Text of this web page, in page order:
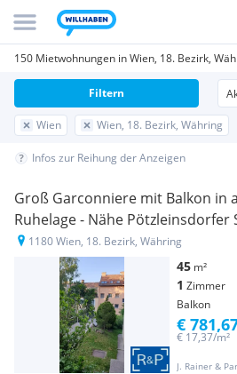
150 Mietwohnungen in Wien, 18. Bezirk,
Wien Wien, 18. Bezirk, Währing
Filtern
Infos zur Reihung der Anzeigen
Groß Garconniere mit Balkon in
Ruhelage - Nähe Pötzleinsdorfer
und Türkenschanzpark
1180 Wien, 18. Bezirk, Währing
45 m²
1 Zimmer
Balkon
J. Rainer &
€ 17,37/m²
€